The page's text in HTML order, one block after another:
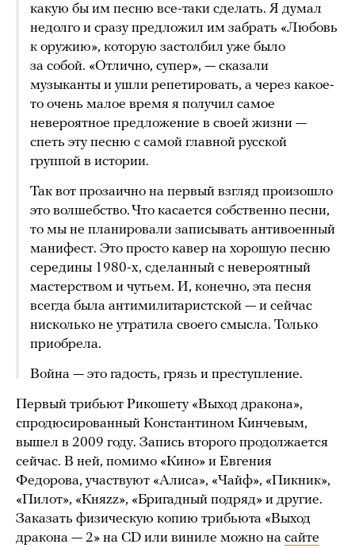
какую бы им песню все-таки сделать. Я думал
недолго и сразу предложил им забрать «Любовь
к оружию», которую застолбил уже было
за собой. «Отлично, супер», — сказали
музыканты и ушли репетировать, а через какое-
то очень малое время я получил самое
невероятное предложение в своей жизни —
спеть эту песню с самой главной русской
группой в истории.
Так вот прозаично на первый взгляд произошло
это волшебство. Что касается собственно песни,
то мы не планировали записывать антивоенный
манифест. Это просто кавер на хорошую песню
середины 1980-х, сделанный с невероятный
мастерством и чутьем. И, конечно, эта песня
всегда была антимилитаристской — и сейчас
нисколько не утратила своего смысла. Только
приобрела.
Война — это гадость, грязь и преступление.
Первый трибьют Рикошету «Выход дракона»,
спродюсированный Константином Кинчевым,
вышел в 2009 году. Запись второго продолжается
сейчас. В ней, помимо «Кино» и Евгения
Федорова, участвуют «Алиса», «Чайф», «Пикник»,
«Пилот», «Княzz», «Бригадный подряд» и другие.
Заказать физическую копию трибьюта «Выход
дракона — 2» на CD или виниле можно на сайте